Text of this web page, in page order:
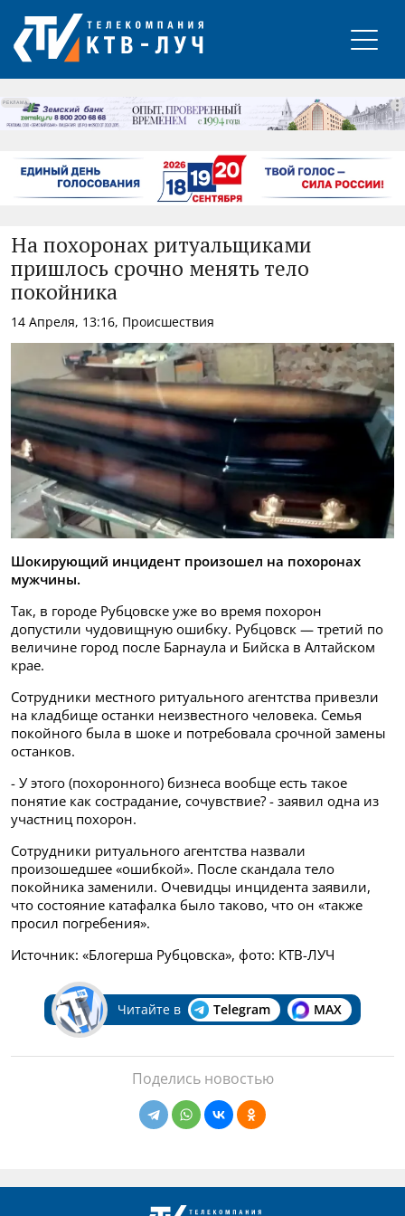
РЕКЛАМА
На похоронах ритуальщиками
пришлось срочно менять тело
покойника
14 Апреля, 13:16, Происшествия
Шокирующий инцидент произошел на похоронах
мужчины.
Так, в городе Рубцовске уже во время похорон
допустили чудовищную ошибку. Рубцовск — третий по
величине город после Барнаула и Бийска в Алтайском
крае.
Сотрудники местного ритуального агентства привезли
на кладбище останки неизвестного человека. Семья
покойного была в шоке и потребовала срочной замены
останков.
- У этого (похоронного) бизнеса вообще есть такое
понятие как сострадание, сочувствие? - заявил одна из
участниц похорон.
Сотрудники ритуального агентства назвали
произошедшее «ошибкой». После скандала тело
покойника заменили. Очевидцы инцидента заявили,
что состояние катафалка было таково, что он «также
просил погребения».
Источник: «Блогерша Рубцовска», фото: КТВ-ЛУЧ
Читайте в Telegram MAX
Поделись новостью